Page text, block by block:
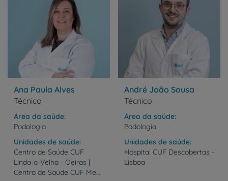
Ana Paula Alves
Técnico
Área da saúde
Podologia
Unidades de saúde
Centro de Saúde CUF
Linda-a-Velha - Oeiras |
Centro de Saúde CUF Mem Martins - Sintra | Centro de Saúde CUF Praça de Alvalade - Lisboa
André João Sousa
Técnico
Área da saúde
Podologia
Unidades de saúde
Hospital CUF Descobertas -
Lisboa